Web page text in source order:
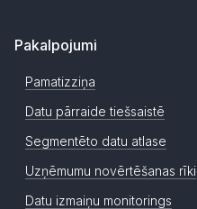
Pakalpojumi
Pamatizziņa
Datu pārraide tiešsaistē
Segmentēto datu atlase
Uzņēmumu novērtēšanas rīki
Datu izmaiņu monitorings